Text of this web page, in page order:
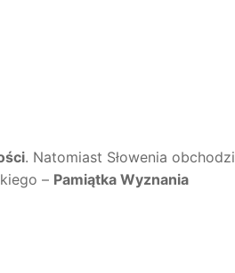
. Natomiast Słowenia obchodzi
– Pamiątka Wyznania